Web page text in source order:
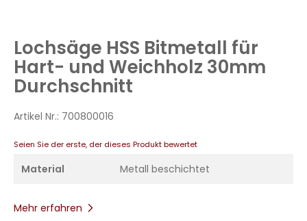
der
Bildergalerie
springen
Lochsäge HSS Bitmetall für
Hart- und Weichholz 30mm
Durchschnitt
Artikel Nr.: 700800016
Seien Sie der erste, der dieses Produkt bewertet
Material Metall beschichtet
Mehr erfahren